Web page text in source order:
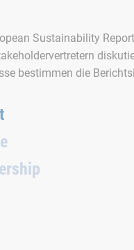
Sustainability
bestimmen die